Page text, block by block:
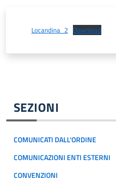
SEZIONI
COMUNICATI DALL'ORDINE
COMUNICAZIONI ENTI ESTERNI
CONVENZIONI
Locandina_2 Download